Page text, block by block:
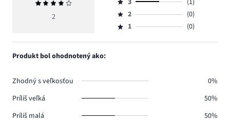
Priemerné
hodnotenie
2
hlasov
1.
4,
počet
hlasov
Hodnotenie
3,
počet
Hodnotenie
2,
2
(0)
Hodnotenie
1,
1 (0)
Produkt bol ohodnotený ako:
Zhodný s veľkosťou
0%
Príliš veľká
50%
Príliš malá
50%